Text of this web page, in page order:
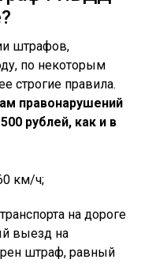
штрафов,
по некоторым
строгие правила.
правонарушений
рублей, как и в
км/ч;
на дороге
выезд на
штраф, равный